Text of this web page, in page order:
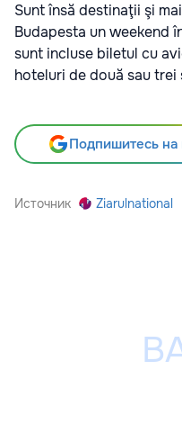
Sunt însă destinaţii şi
Budapesta un weekend
sunt incluse biletul cu
hoteluri de două sau trei
Подпишитесь на
Источник Ziarulnational